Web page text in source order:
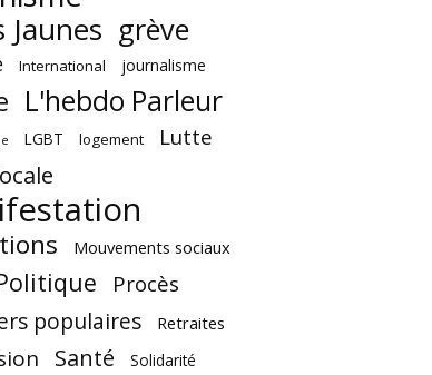
Jaunes grève
International journalisme
L'hebdo Parleur
LGBT logement Lutte
Mouvements sociaux
Procès
populaires Retraites
Santé Solidarité